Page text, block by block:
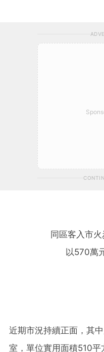
同區客入市
以570萬
近期市況持續正面，其
室，單位實用面積510